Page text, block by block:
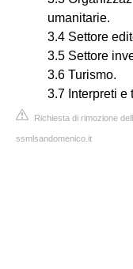
umanitarie.
3.4 Settore
3.5 Settore
3.6 Turismo.
3.7 Interpreti e
Richiesta di rimozione
ssmlsandomenico.it